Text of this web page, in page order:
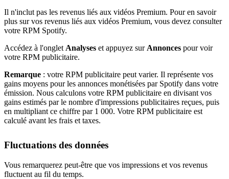
Il n'inclut pas les revenus liés aux vidéos Premium. Pour en savoir
plus sur vos revenus liés aux vidéos Premium, vous devez consulter
votre RPM Spotify.
Accédez à l'onglet Analyses et appuyez sur Annonces pour voir
votre RPM publicitaire.
Remarque : votre RPM publicitaire peut varier. Il représente vos
gains moyens pour les annonces monétisées par Spotify dans votre
émission. Nous calculons votre RPM publicitaire en divisant vos
gains estimés par le nombre d'impressions publicitaires reçues, puis
en multipliant ce chiffre par 1 000. Votre RPM publicitaire est
calculé avant les frais et taxes.
Fluctuations des données
Vous remarquerez peut-être que vos impressions et vos revenus
fluctuent au fil du temps.